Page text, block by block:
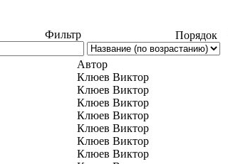
Фильтр Порядок
Автор
Клюев Виктор
Клюев Виктор
Клюев Виктор
Клюев Виктор
Клюев Виктор
Клюев Виктор
Клюев Виктор